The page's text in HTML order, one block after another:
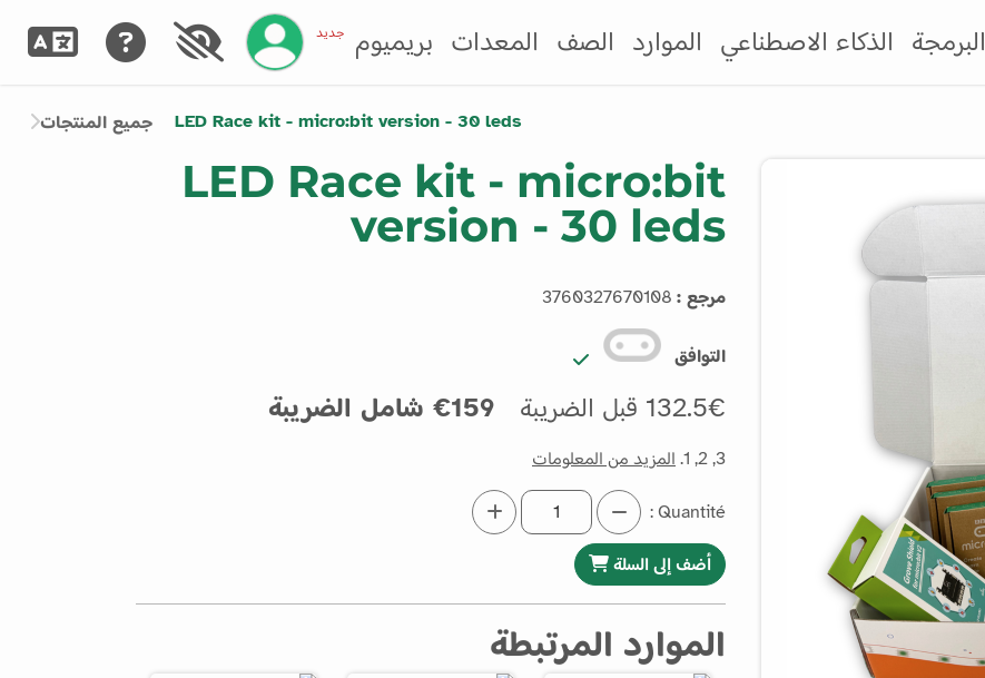
البرمجة الذكاء الاصطناعي الموارد الصف المعدات بريميوم جديد إدارة حسابك
جميع المنتجات LED Race kit - micro:bit version - 30 leds
LED Race kit - micro:bit
version - 30 leds
مرجع :
التوافق
132.5€ قبل الضريبة 159€ شامل الضريبة
3, 2, 1. المزيد من المعلومات
Quantité :
أضف إلى السلة
الموارد المرتبطة